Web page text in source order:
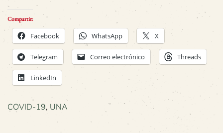
Compartir:
Facebook WhatsApp X
Telegram Correo electrónico Threads
LinkedIn
COVID-19, UNA